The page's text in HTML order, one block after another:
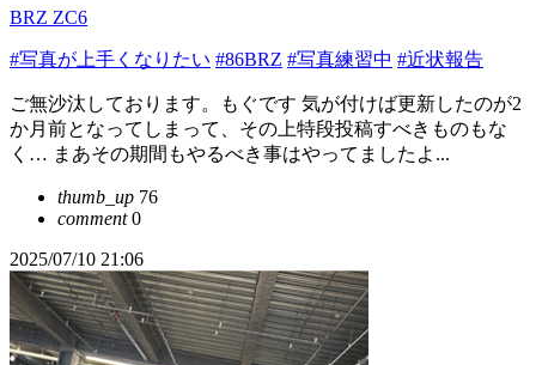
BRZ ZC6
#写真が上手くなりたい #86BRZ #写真練習中 #近状報告
ご無沙汰しております。もぐです 気が付けば更新したのが2
か月前となってしまって、その上特段投稿すべきものもな
く… まあその期間もやるべき事はやってましたよ...
thumb_up 76
comment0
2025/07/10 21:06